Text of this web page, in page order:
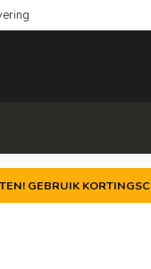
GEBRUIK